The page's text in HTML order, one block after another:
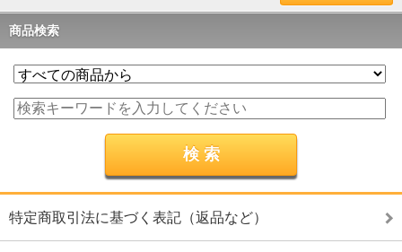
商品検索
特定商取引法に基づく表記（返品など）